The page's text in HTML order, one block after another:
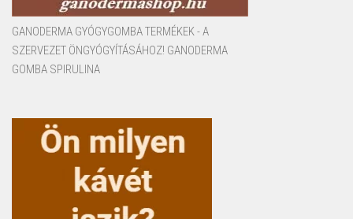
GANODERMA GYÓGYGOMBA TERMÉKEK - A
SZERVEZET ÖNGYÓGYÍTÁSÁHOZ! GANODERMA
GOMBA SPIRULINA